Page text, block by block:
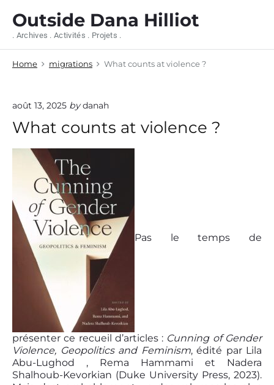
Outside Dana Hilliot
. Archives . Activités . Projets .
Home migrations What counts at violence ?
août 13, 2025 by danah
What counts at violence ?
Pas le temps de
présenter ce recueil d’articles : Cunning of Gender
Violence, Geopolitics and Feminism, édité par Lila
Abu-Lughod , Rema Hammami et Nadera
Shalhoub-Kevorkian (Duke University Press, 2023).